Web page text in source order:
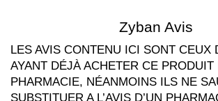
Zyban Avis
LES AVIS CONTENU ICI SONT CEUX
AYANT DÉJÀ ACHETER CE
PHARMACIE, NÉANMOINS ILS NE
SUBSTITUER A L’AVIS D’UN